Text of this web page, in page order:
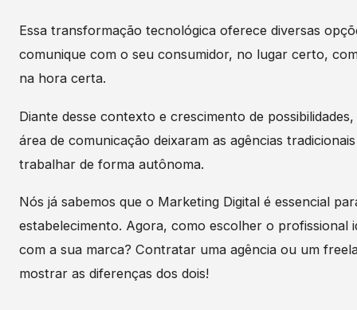
Essa transformação tecnológica oferece diversas
comunique com o seu consumidor, no lugar certo,
na hora certa.
Diante desse contexto e crescimento de
área de comunicação deixaram as agências
trabalhar de forma autônoma.
Nós já sabemos que o Marketing Digital é essencial
estabelecimento. Agora, como escolher o profissional
com a sua marca? Contratar uma agência ou um
mostrar as diferenças dos dois!